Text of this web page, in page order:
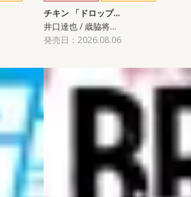
チキン 「ドロップ…
井口達也 / 歳脇将…
発売日：2026.08.06